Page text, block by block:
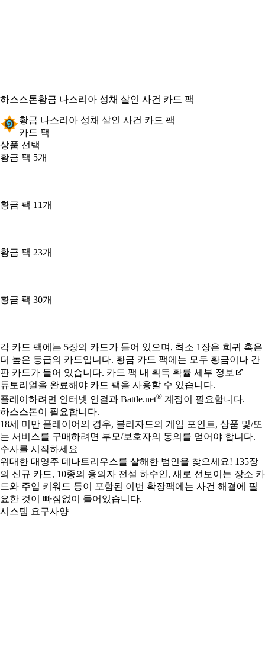
하스스톤황금 나스리아 성채 살인 사건 카드 팩
황금 나스리아 성채 살인 사건 카드 팩
카드 팩
상품 선택
황금 팩 5개
황금 팩 11개
황금 팩 23개
황금 팩 30개
Available actions
각 카드 팩에는 5장의 카드가 들어 있으며, 최소 1장은 희귀 혹은
더 높은 등급의 카드입니다. 황금 카드 팩에는 모두 황금이나 간
판 카드가 들어 있습니다. 카드 팩 내 획득 확률 세부 정보
튜토리얼을 완료해야 카드 팩을 사용할 수 있습니다.
플레이하려면 인터넷 연결과 Battle.net® 계정이 필요합니다.
하스스톤이 필요합니다.
18세 미만 플레이어의 경우, 블리자드의 게임 포인트, 상품 및/또
는 서비스를 구매하려면 부모/보호자의 동의를 얻어야 합니다.
수사를 시작하세요
위대한 대영주 데나트리우스를 살해한 범인을 찾으세요! 135장
의 신규 카드, 10종의 용의자 전설 하수인, 새로 선보이는 장소 카
드와 주입 키워드 등이 포함된 이번 확장팩에는 사건 해결에 필
요한 것이 빠짐없이 들어있습니다.
시스템 요구사양